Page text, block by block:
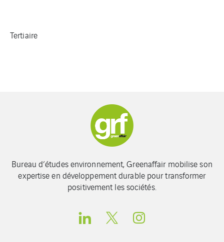
Tertiaire
Bureau d’études environnement, Greenaffair mobilise son
expertise en développement durable pour transformer
positivement les sociétés.